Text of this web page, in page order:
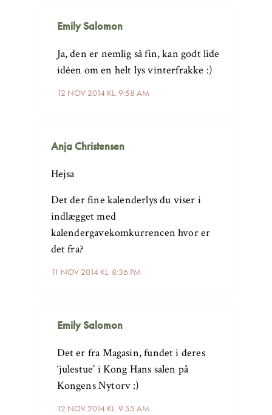
Emily Salomon
12 NOV 2014 KL. 9:58 AM
Ja, den er nemlig så fin, kan godt lide
idéen om en helt lys vinterfrakke :)
Anja Christensen
11 NOV 2014 KL. 8:36 PM
Hejsa
Det der fine kalenderlys du viser i
indlægget med
kalendergavekomkurrencen hvor er
det fra?
Emily Salomon
12 NOV 2014 KL. 9:55 AM
Det er fra Magasin, fundet i deres
‘julestue’ i Kong Hans salen på
Kongens Nytorv :)